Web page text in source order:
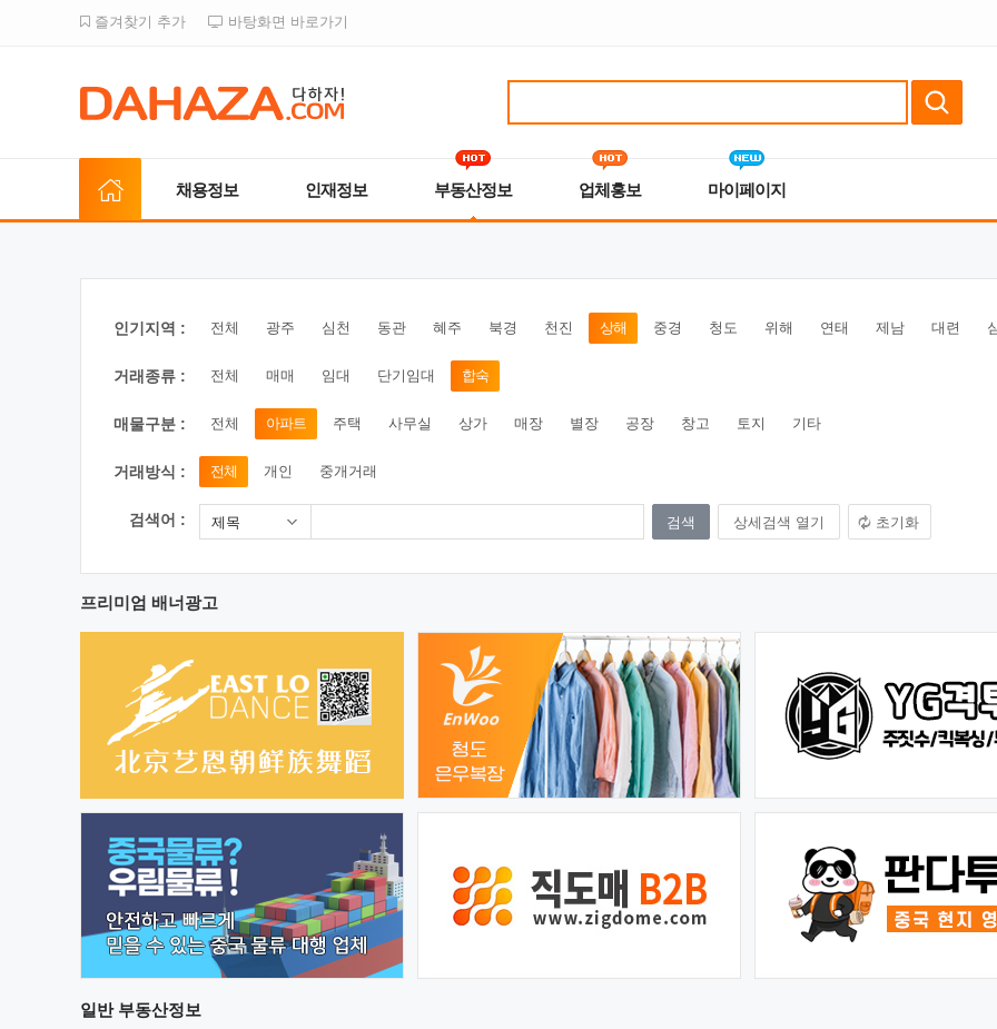
즐겨찾기 추가 바탕화면 바로가기
채용정보 인재정보 부동산정보 업체홍보 마이페이지
인기지역 : 전체 광주 심천 동관 혜주 북경 천진 상해 중경 청도 위해 연태 제남 대련
거래종류 : 전체 매매 임대 단기임대 합숙
매물구분 : 전체 아파트 주택 사무실 상가 매장 별장 공장 창고 토지 기타
거래방식 : 전체 개인 중개거래
검색어 : 제목 상세검색 열기 초기화
프리미엄 배너광고
일반부동산정보